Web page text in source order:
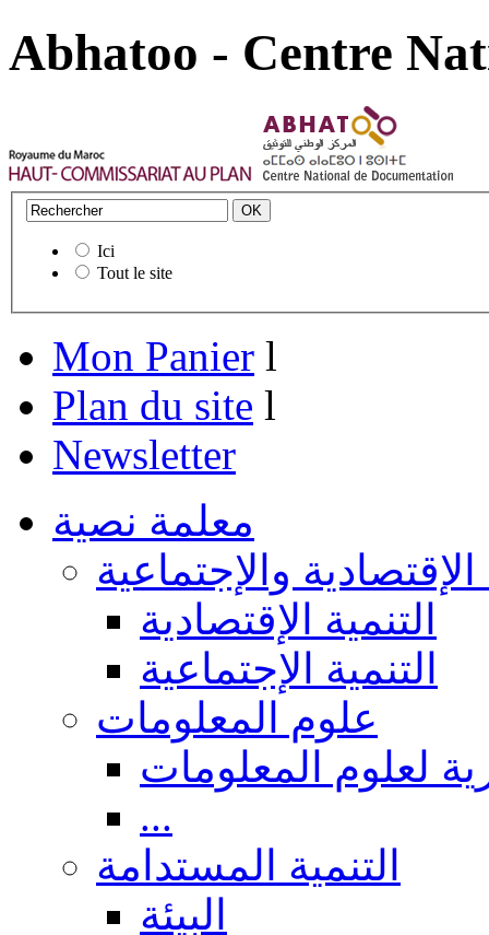
Abhatoo - Centre
Ici
Tout le site
Mon Panier l
Plan du site l
Newsletter
معلمة نصية
الإقتصادية والإجتماعية
التنمية الإقتصادية
التنمية الإجتماعية
علوم المعلومات
لعلوم المعلومات
...
التنمية المستدامة
البيئة